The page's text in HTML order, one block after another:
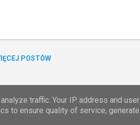
POSTÓW
przez usługę Blogger
nadużycie
traffic. Your IP address and
to ensure quality of service,